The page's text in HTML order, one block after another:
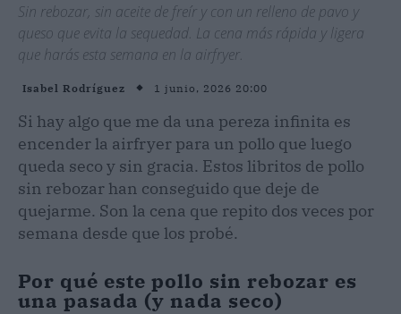
Sin rebozar, sin aceite de freír y con un relleno de pavo y
queso que evita la sequedad. La cena más rápida y ligera
que harás esta semana en la airfryer.
Isabel Rodríguez 1 junio, 2026 20:00
Si hay algo que me da una pereza infinita es
encender la airfryer para un pollo que luego
queda seco y sin gracia. Estos libritos de pollo
sin rebozar han conseguido que deje de
quejarme. Son la cena que repito dos veces por
semana desde que los probé.
Por qué este pollo sin rebozar es
una pasada (y nada seco)